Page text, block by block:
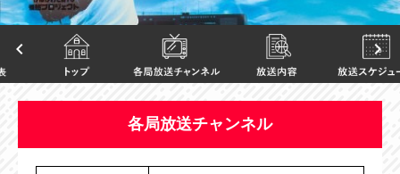
keyboard_arrow_left keyboard_arrow_right
各局放送チャンネル